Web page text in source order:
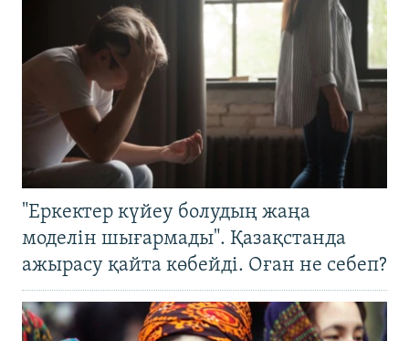
"Еркектер күйеу болудың жаңа
моделін шығармады". Қазақстанда
ажырасу қайта көбейді. Оған не себеп?